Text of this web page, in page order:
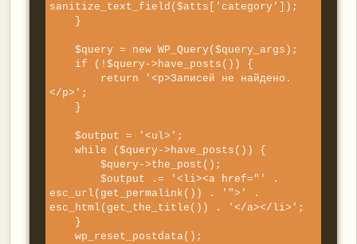
sanitize_text_field($atts['category']);
    $query = new WP_Query($query_args);
</p>';
    $output = '<ul>';
    while ($query->have_posts()) {
        $query->the_post();
        $output .= '<li><a href="' .
esc_url(get_permalink()) . '">' .
esc_html(get_the_title()) . '</a></li>';
    wp_reset_postdata();